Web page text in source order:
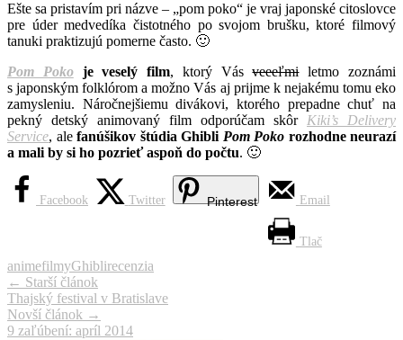
Ešte sa pristavím pri názve – „pom poko“ je vraj japonské citoslovce
pre úder medvedíka čistotného po svojom brušku, ktoré filmový
tanuki praktizujú pomerne často. 🙂
Pom Pokoje veselý film, ktorý Vásveeeľmiletmo zoznámi
s japonským folklórom a možno Vás aj prijme k nejakému tomu eko
zamysleniu. Náročnejšiemu divákovi, ktorého prepadne chuť na
pekný detský animovaný film odporúčam skôr Kiki’s Delivery
Service, ale fanúšikov štúdia Ghibli Pom Poko rozhodne neurazí
a mali by si ho pozrieť aspoň do počtu. 🙂
Facebook Twitter Pinterest Email
Tlač
animefilmyGhiblirecenzia
Navigácia
článku
← Starší článok
Thajský festival v Bratislave
Novší článok →
9 zaľúbení: apríl 2014